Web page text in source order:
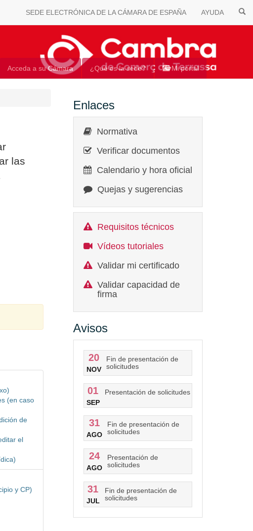
SEDE ELECTRÓNICA DE LA CÁMARA DE ESPAÑA AYUDA
Acceda a su Cámara ¿Qué es la sede? Mi portal
las
(en caso
de
el
y CP)
Enlaces
Normativa
Verificar documentos
Calendario y hora oficial
Quejas y sugerencias
Requisitos técnicos
Vídeos tutoriales
Validar mi certificado
Validar capacidad de
firma
Avisos
20
NOV
Fin de presentación de
solicitudes
01
SEP
Presentación de solicitudes
31
AGO
Fin de presentación de
solicitudes
24
AGO
Presentación de
solicitudes
31
JUL
Fin de presentación de
solicitudes